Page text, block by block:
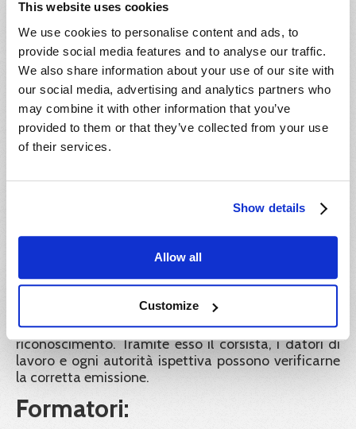
This website uses cookies
We use cookies to personalise content and ads, to
provide social media features and to analyse our traffic.
We also share information about your use of our site with
our social media, advertising and analytics partners who
may combine it with other information that you’ve
provided to them or that they’ve collected from your use
of their services.
Show details
Allow all
Customize
superamento del test. A pagamento avvenuto il
corsista riceverà l’attestato del corso.
IVA:
Il prezzo indicato è esente IVA ai sensi dell'articolo
10, n. 20) del D.P.R. 26 ottobre 1972, n. 633.
Ente formatore:
Garanzia dei certificati:
pubblicati sul portale Impresa8108 e a tutela dei
corsisti rende liberamente consultabili e scaricabili
dal portale tutti i documenti e gli atti richiesti dalla
normativa vigente a convalida dei percorsi didattici
offerti. Inoltre tutti gli attestati rilasciati sono
identificati con un codice univoco di
riconoscimento. Tramite esso il corsista, i datori di
lavoro e ogni autorità ispettiva possono verificarne
la corretta emissione.
Formatori: